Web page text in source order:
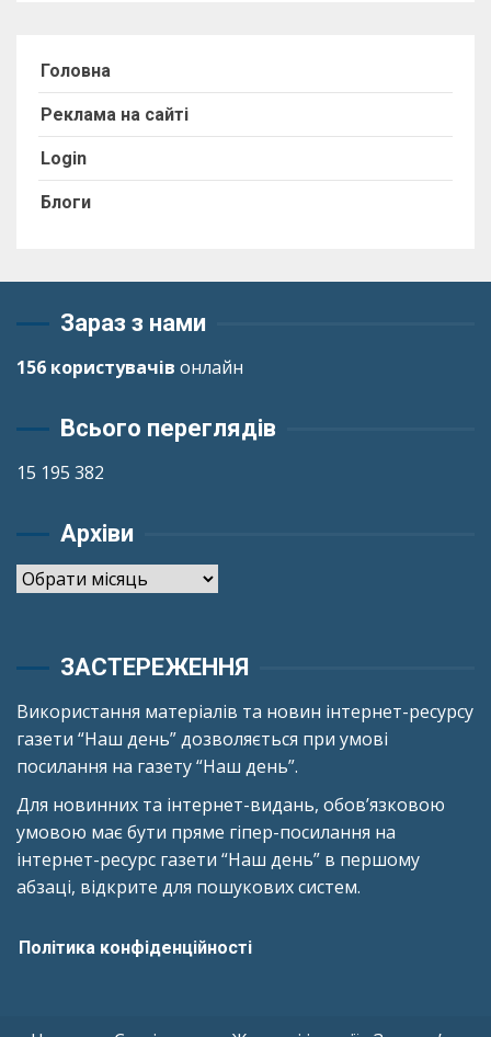
Головна
Реклама на сайті
Login
Блоги
Зараз з нами
156 користувачів онлайн
Всього переглядів
15 195 382
Архіви
Архіви
ЗАСТЕРЕЖЕННЯ
Використання матеріалів та новин інтернет-ресурсу
газети “Наш день” дозволяється при умові
посилання на газету “Наш день”.
Для новинних та інтернет-видань, обов’язковою
умовою має бути пряме гіпер-посилання на
інтернет-ресурс газети “Наш день” в першому
абзаці, відкрите для пошукових систем.
Політика конфіденційності